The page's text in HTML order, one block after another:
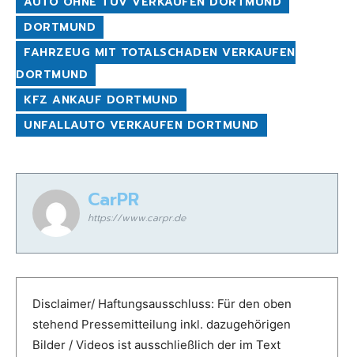
DORTMUND
FAHRZEUG MIT TOTALSCHADEN VERKAUFEN
DORTMUND
KFZ ANKAUF DORTMUND
UNFALLAUTO VERKAUFEN DORTMUND
CarPR
https://www.carpr.de
Disclaimer/ Haftungsausschluss: Für den oben
stehend Pressemitteilung inkl. dazugehörigen
Bilder / Videos ist ausschließlich der im Text